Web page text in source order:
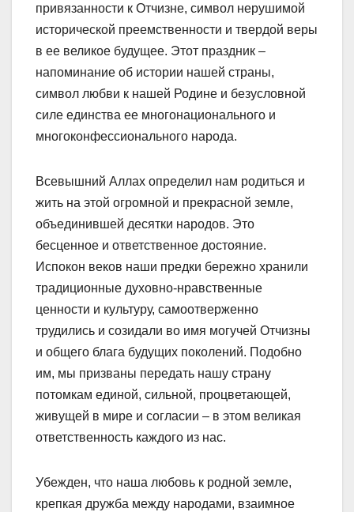
привязанности к Отчизне, символ нерушимой
исторической преемственности и твердой веры
в ее великое будущее. Этот праздник –
напоминание об истории нашей страны,
символ любви к нашей Родине и безусловной
силе единства ее многонационального и
многоконфессионального народа.
Всевышний Аллах определил нам родиться и
жить на этой огромной и прекрасной земле,
объединившей десятки народов. Это
бесценное и ответственное достояние.
Испокон веков наши предки бережно хранили
традиционные духовно-нравственные
ценности и культуру, самоотверженно
трудились и созидали во имя могучей Отчизны
и общего блага будущих поколений. Подобно
им, мы призваны передать нашу страну
потомкам единой, сильной, процветающей,
живущей в мире и согласии – в этом великая
ответственность каждого из нас.
Убежден, что наша любовь к родной земле,
крепкая дружба между народами, взаимное